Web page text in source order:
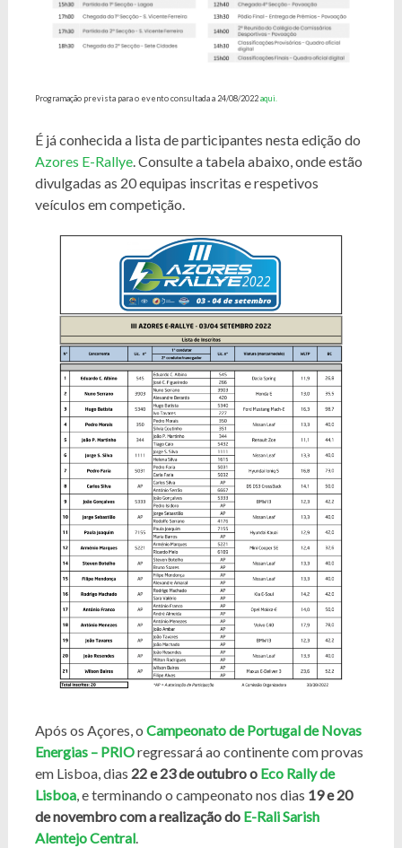
Programação prevista para o evento consultada a 24/08/2022aqui.
É já conhecida a lista de participantes nesta edição do
Azores E-Rallye. Consulte a tabela abaixo, onde estão
divulgadas as 20 equipas inscritas e respetivos
veículos em competição.
Após os Açores, o Campeonato de Portugal de Novas
Energias – PRIOregressará ao continente com provas
em Lisboa, dias 22 e 23 de outubro o Eco Rally de
Lisboa, e terminando o campeonato nos dias 19 e 20
de novembro com a realização do E-Rali Sarish
Alentejo Central.